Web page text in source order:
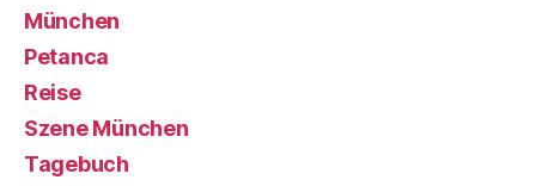
München
Petanca
Reise
Szene München
Tagebuch